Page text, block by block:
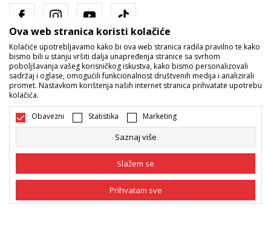
Bosna i Hercegovina Promijenite
Nastojimo da budemo što precizniji u opisu proizvoda, prikazu slika i
samih cijena, ali ne možemo garantovati da su sve informacije kompletne
i bez grešaka. Svi artikli prikazani na sajtu su dio naše ponude i ne
Ova web stranica koristi kolačiće
Kolačiće upotrebljavamo kako bi ova web stranica radila pravilno te kako
bismo bili u stanju vršiti dalja unapređenja stranice sa svrhom
poboljšavanja vašeg korisničkog iskustva, kako bismo personalizovali
sadržaj i oglase, omogućili funkcionalnost društvenih medija i analizirali
promet. Nastavkom korištenja naših internet stranica prihvatate upotrebu
kolačića.
Obavezni Statistika Marketing
Saznaj više
Slažem se
Prihvatam sve